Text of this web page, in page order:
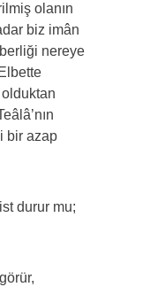
olanın
biz imân
nereye
bir azap
durur mu;